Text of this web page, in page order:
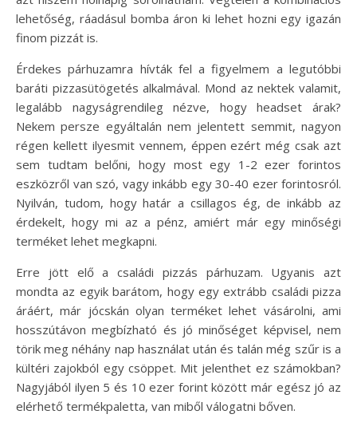
lehetőség, ráadásul bomba áron ki lehet hozni egy igazán
finom pizzát is.
Érdekes párhuzamra hívták fel a figyelmem a legutóbbi
baráti pizzasütögetés alkalmával. Mond az nektek valamit,
legalább nagyságrendileg nézve, hogy headset árak?
Nekem persze egyáltalán nem jelentett semmit, nagyon
régen kellett ilyesmit vennem, éppen ezért még csak azt
sem tudtam belőni, hogy most egy 1-2 ezer forintos
eszközről van szó, vagy inkább egy 30-40 ezer forintosról.
Nyilván, tudom, hogy határ a csillagos ég, de inkább az
érdekelt, hogy mi az a pénz, amiért már egy minőségi
terméket lehet megkapni.
Erre jött elő a családi pizzás párhuzam. Ugyanis azt
mondta az egyik barátom, hogy egy extrább családi pizza
áráért, már jócskán olyan terméket lehet vásárolni, ami
hosszútávon megbízható és jó minőséget képvisel, nem
törik meg néhány nap használat után és talán még szűr is a
kültéri zajokból egy csöppet. Mit jelenthet ez számokban?
Nagyjából ilyen 5 és 10 ezer forint között már egész jó az
elérhető termékpaletta, van miből válogatni bőven.